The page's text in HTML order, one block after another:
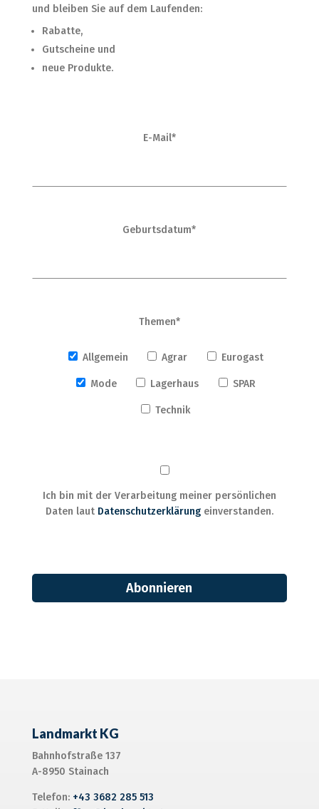
E-Mail*
Geburtsdatum*
Themen*
Allgemein Agrar Eurogast
Mode Lagerhaus SPAR
Technik
Ich bin mit der Verarbeitung meiner persönlichen
Daten laut Datenschutzerklärungeinverstanden.
und bleiben Sie auf dem Laufenden:
Rabatte,
Gutscheine und
neue Produkte.
Landmarkt KG
Bahnhofstraße 137
A-8950 Stainach
Telefon: +43 3682 285 513